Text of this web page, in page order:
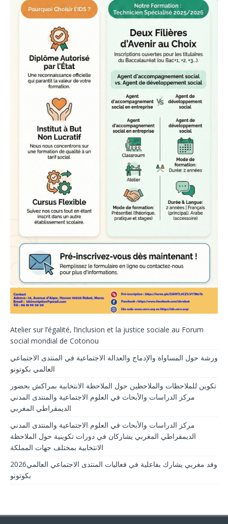
Atelier sur l’égalité, l’inclusion et la justice sociale au Forum
social mondial de Cotonou
ورشة حول المساواة والإدماج والعدالة الاجتماعية في المنتدى الاجتماعي
العالمي بكوتونو
تكوين للملاحظات والملاحظين حول الملاحظة الانتخابية بمراكش بحضور
مركز الدراسات والأبحاث في العلوم الاجتماعية والمنتدى المدني
الديمقراطي المغربي
مركز الدراسات والأبحاث في العلوم الاجتماعية والمنتدى المدني
الديمقراطي المغربي يشاركان في دورات تكوينية حول الملاحظة
الانتخابية بمختلف جهات المملكة
2026وفد مغربي يشارك بفاعلية في فعاليات المنتدى الاجتماعي العالمي
بكوتونو